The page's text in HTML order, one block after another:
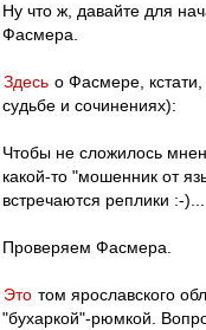
Ну что ж, давайте для
Фасмера.
Здесь о Фасмере,
судьбе и сочинениях):
Чтобы не сложилось
какой-то "мошенник от
встречаются реплики :-)...
Проверяем Фасмера.
Это том ярославского
"бухаркой"-рюмкой.